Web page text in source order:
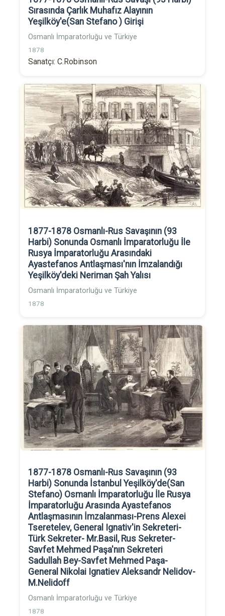
Sırasında Çarlık Muhafız Alayının
Yeşilköy'e(San Stefano ) Girişi
Osmanlı İmparatorluğu ve Türkiye
1878
Sanatçı: C.Robinson
1877-1878 Osmanlı-Rus Savaşının (93
Harbi) Sonunda Osmanlı İmparatorluğu İle
Rusya İmparatorluğu Arasındaki
Ayastefanos Antlaşması'nın İmzalandığı
Yeşilköy'deki Neriman Şah Yalısı
Osmanlı İmparatorluğu ve Türkiye
1878
1877-1878 Osmanlı-Rus Savaşının (93
Harbi) Sonunda İstanbul Yeşilköy'de(San
Stefano) Osmanlı İmparatorluğu İle Rusya
İmparatorluğu Arasında Ayastefanos
Antlaşmasının İmzalanması-Prens Alexei
Tseretelev, General Ignativ'in Sekreteri-
Türk Sekreter- Mr.Basil, Rus Sekreter-
Savfet Mehmed Paşa'nın Sekreteri
Sadullah Bey-Savfet Mehmed Paşa-
General Nikolai Ignatiev Aleksandr Nelidov-
M.Nelidoff
Osmanlı İmparatorluğu ve Türkiye
1878